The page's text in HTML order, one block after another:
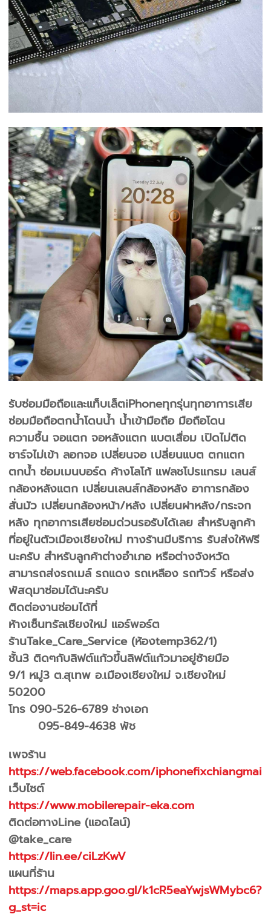
รับซ่อมมือถือและแท็บเล็ตiPhoneทุกรุ่นทุกอาการเสีย
ซ่อมมือถือตกน้ำโดนน้ำ น้ำเข้ามือถือ มือถือโดน
ความชื้น จอแตก จอหลังแตก แบตเสื่อม เปิดไม่ติด
ชาร์จไม่เข้า ลอกจอ เปลี่ยนจอ เปลี่ยนแบต ตกแตก
ตกน้ำ ซ่อมเมนบอร์ด ค้างโลโก้ แฟลชโปรแกรม เลนส์
กล้องหลังแตก เปลี่ยนเลนส์กล้องหลัง อาการกล้อง
สั่นมัว เปลี่ยนกล้องหน้า/หลัง เปลี่ยนฝาหลัง/กระจก
หลัง ทุกอาการเสียซ่อมด่วนรอรับได้เลย สำหรับลูกค้า
ที่อยู่ในตัวเมืองเชียงใหม่ ทางร้านมีบริการ รับส่งให้ฟรี
นะครับ สำหรับลูกค้าต่างอำเภอ หรือต่างจังหวัด
สามารถส่งรถเมล์ รถแดง รถเหลือง รถทัวร์ หรือส่ง
พัสดุมาซ่อมได้นะครับ
ติดต่องานซ่อมได้ที่
ห้างเซ็นทรัลเชียงใหม่ แอร์พอร์ต
ร้านTake_Care_Service (ห้องtemp362/1)
ชั้น3 ติดๆกับลิฟต์แก้วขึ้นลิฟต์แก้วมาอยู่ซ้ายมือ
9/1 หมู่3 ต.สุเทพ อ.เมืองเชียงใหม่ จ.เชียงใหม่
50200
โทร 090-526-6789 ช่างเอก
095-849-4638 พัช
เพจร้าน
https://web.facebook.com/iphonefixchiangmai
เว็บไซต์
https://www.mobilerepair-eka.com
ติดต่อทางLine (แอดไลน์)
@take_care
https://lin.ee/ciLzKwV
แผนที่ร้าน
https://maps.app.goo.gl/k1cR5eaYwjsWMybc6?
g_st=ic